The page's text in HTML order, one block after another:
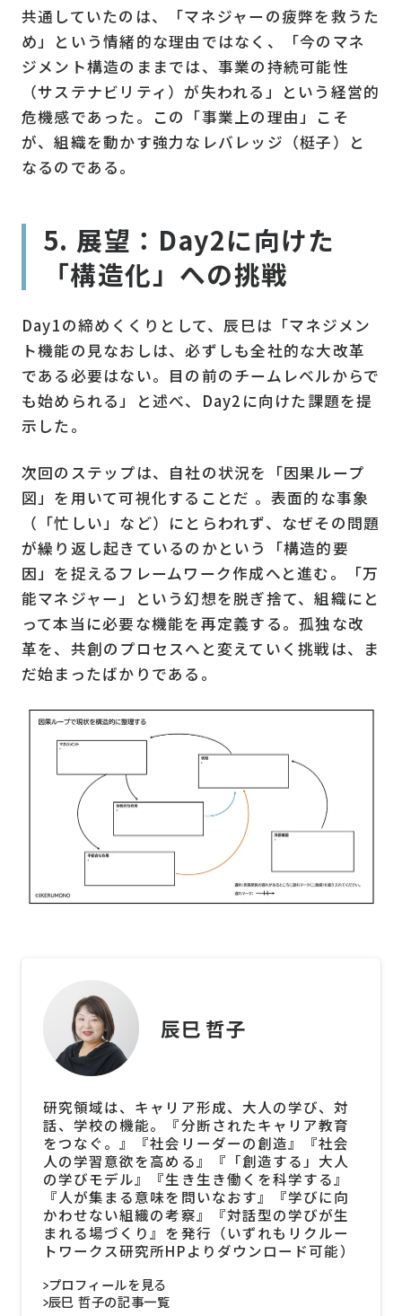
共通していたのは、「マネジャーの疲弊を救うた
め」という情緒的な理由ではなく、「今のマネ
ジメント構造のままでは、事業の持続可能性
（サステナビリティ）が失われる」という経営的
危機感であった。この「事業上の理由」こそ
が、組織を動かす強力なレバレッジ（梃子）と
なるのである。
5. 展望：Day2に向けた
「構造化」への挑戦
Day1の締めくくりとして、辰巳は「マネジメン
ト機能の見なおしは、必ずしも全社的な大改革
である必要はない。目の前のチームレベルからで
も始められる」と述べ、Day2に向けた課題を提
示した。
次回のステップは、自社の状況を「因果ループ
図」を用いて可視化することだ 。表面的な事象
（「忙しい」など）にとらわれず、なぜその問題
が繰り返し起きているのかという「構造的要
因」を捉えるフレームワーク作成へと進む。「万
能マネジャー」という幻想を脱ぎ捨て、組織にと
って本当に必要な機能を再定義する。孤独な改
革を、共創のプロセスへと変えていく挑戦は、ま
だ始まったばかりである。
辰巳 哲子
研究領域は、キャリア形成、大人の学び、対
話、学校の機能。『分断されたキャリア教育
をつなぐ。』『社会リーダーの創造』『社会
人の学習意欲を高める』『「創造する」大人
の学びモデル』『生き生き働くを科学する』
『人が集まる意味を問いなおす』『学びに向
かわせない組織の考察』『対話型の学びが生
まれる場づくり』を発行（いずれもリクルー
トワークス研究所HPよりダウンロード可能）
プロフィールを見る
辰巳 哲子の記事一覧